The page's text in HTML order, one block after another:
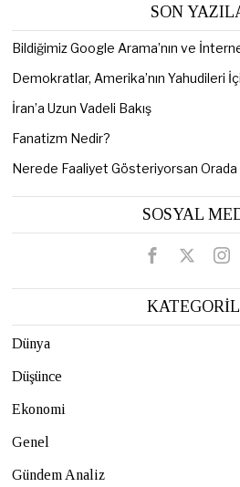
SON
Bildiğimiz Google Arama’nın ve
Demokratlar, Amerika’nın Yahudileri
İran’a Uzun Vadeli Bakış
Fanatizm Nedir?
Nerede Faaliyet Gösteriyorsan
SOSYAL
Dünya
Düşünce
Ekonomi
Genel
Gündem Analiz